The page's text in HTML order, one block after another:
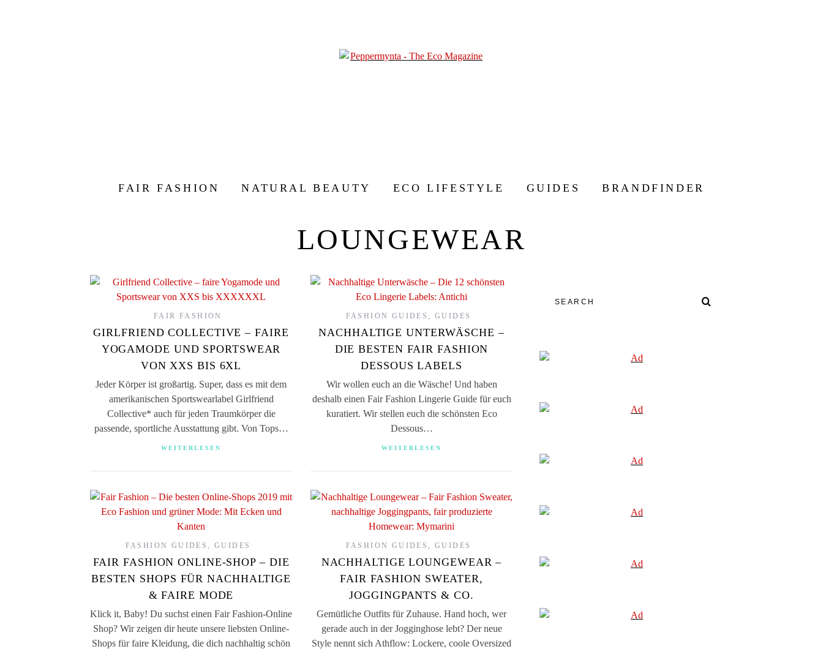
FAIR FASHION NATURAL BEAUTY ECO LIFESTYLE GUIDES BRANDFINDER
LOUNGEWEAR
FAIR FASHION
GIRLFRIEND COLLECTIVE – FAIRE
YOGAMODE UND SPORTSWEAR
VON XXS BIS 6XL
Jeder Körper ist großartig. Super, dass es mit dem
amerikanischen Sportswearlabel Girlfriend
Collective* auch für jeden Traumkörper die
passende, sportliche Ausstattung gibt. Von Tops…
WEITERLESEN
FASHION GUIDES , GUIDES
NACHHALTIGE UNTERWÄSCHE –
DIE BESTEN FAIR FASHION
DESSOUS LABELS
Wir wollen euch an die Wäsche! Und haben
deshalb einen Fair Fashion Lingerie Guide für euch
kuratiert. Wir stellen euch die schönsten Eco
Dessous…
WEITERLESEN
FASHION GUIDES , GUIDES
FAIR FASHION ONLINE-SHOP – DIE
BESTEN SHOPS FÜR NACHHALTIGE
& FAIRE MODE
Klick it, Baby! Du suchst einen Fair Fashion-Online
Shop? Wir zeigen dir heute unsere liebsten Online-
Shops für faire Kleidung, die dich nachhaltig schön
FASHION GUIDES , GUIDES
NACHHALTIGE LOUNGEWEAR –
FAIR FASHION SWEATER,
JOGGINGPANTS & CO.
Gemütliche Outfits für Zuhause. Hand hoch, wer
gerade auch in der Jogginghose lebt? Der neue
Style nennt sich Athflow: Lockere, coole Oversized